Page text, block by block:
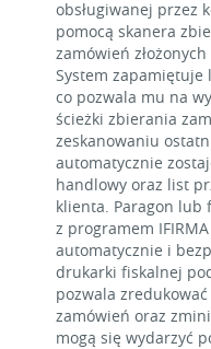
obsługiwanej przez
pomocą skanera
zamówień
System zapamiętuje
co pozwala mu na
ścieżki zbierania
zeskanowaniu
automatycznie
handlowy oraz list
klienta. Paragon lub
z programem
automatycznie i
drukarki fiskalnej
pozwala
zamówień oraz
mogą się wydarzyć